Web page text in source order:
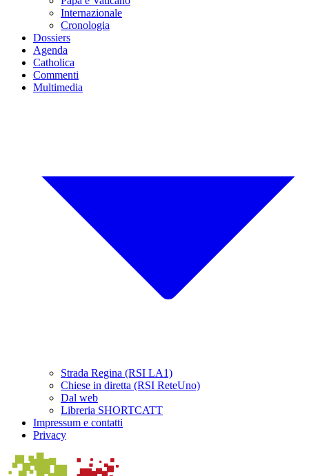
Internazionale
Cronologia
Dossiers
Agenda
Catholica
Commenti
Multimedia
Strada Regina (RSI LA1)
Chiese in diretta (RSI ReteUno)
Dal web
Libreria SHORTCATT
Impressum e contatti
Privacy